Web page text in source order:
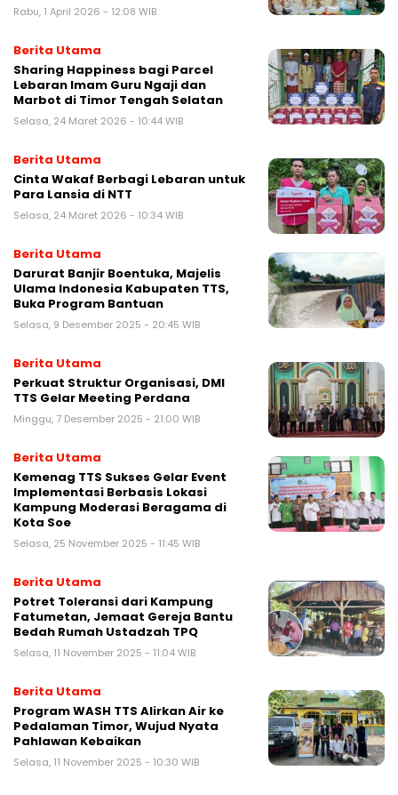
Rabu, 1 April 2026 - 12:08 WIB
Berita Utama
Sharing Happiness bagi Parcel
Lebaran Imam Guru Ngaji dan
Marbot di Timor Tengah Selatan
Selasa, 24 Maret 2026 - 10:44 WIB
Berita Utama
Cinta Wakaf Berbagi Lebaran untuk
Para Lansia di NTT
Selasa, 24 Maret 2026 - 10:34 WIB
Berita Utama
Darurat Banjir Boentuka, Majelis
Ulama Indonesia Kabupaten TTS,
Buka Program Bantuan
Selasa, 9 Desember 2025 - 20:45 WIB
Berita Utama
Perkuat Struktur Organisasi, DMI
TTS Gelar Meeting Perdana
Minggu, 7 Desember 2025 - 21:00 WIB
Berita Utama
Kemenag TTS Sukses Gelar Event
Implementasi Berbasis Lokasi
Kampung Moderasi Beragama di
Kota Soe
Selasa, 25 November 2025 - 11:45 WIB
Berita Utama
Potret Toleransi dari Kampung
Fatumetan, Jemaat Gereja Bantu
Bedah Rumah Ustadzah TPQ
Selasa, 11 November 2025 - 11:04 WIB
Berita Utama
Program WASH TTS Alirkan Air ke
Pedalaman Timor, Wujud Nyata
Pahlawan Kebaikan
Selasa, 11 November 2025 - 10:30 WIB